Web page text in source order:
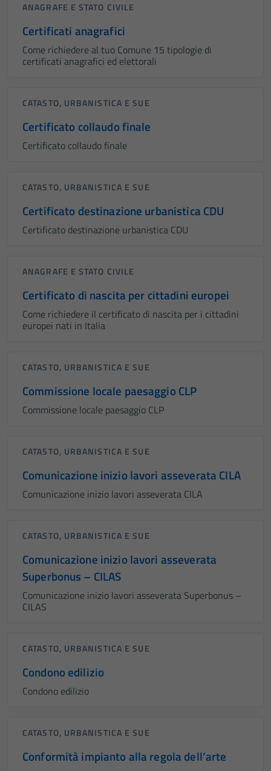
ANAGRAFE E STATO CIVILE
Certificati anagrafici
Come richiedere al tuo Comune 15 tipologie di
certificati anagrafici ed elettorali
CATASTO, URBANISTICA E SUE
Certificato collaudo finale
Certificato collaudo finale
CATASTO, URBANISTICA E SUE
Certificato destinazione urbanistica CDU
Certificato destinazione urbanistica CDU
ANAGRAFE E STATO CIVILE
Certificato di nascita per cittadini europei
Come richiedere il certificato di nascita per i cittadini
europei nati in Italia
CATASTO, URBANISTICA E SUE
Commissione locale paesaggio CLP
Commissione locale paesaggio CLP
CATASTO, URBANISTICA E SUE
Comunicazione inizio lavori asseverata CILA
Comunicazione inizio lavori asseverata CILA
CATASTO, URBANISTICA E SUE
Comunicazione inizio lavori asseverata
Superbonus – CILAS
Comunicazione inizio lavori asseverata Superbonus –
CILAS
CATASTO, URBANISTICA E SUE
Condono edilizio
Condono edilizio
CATASTO, URBANISTICA E SUE
Conformità impianto alla regola dell’arte